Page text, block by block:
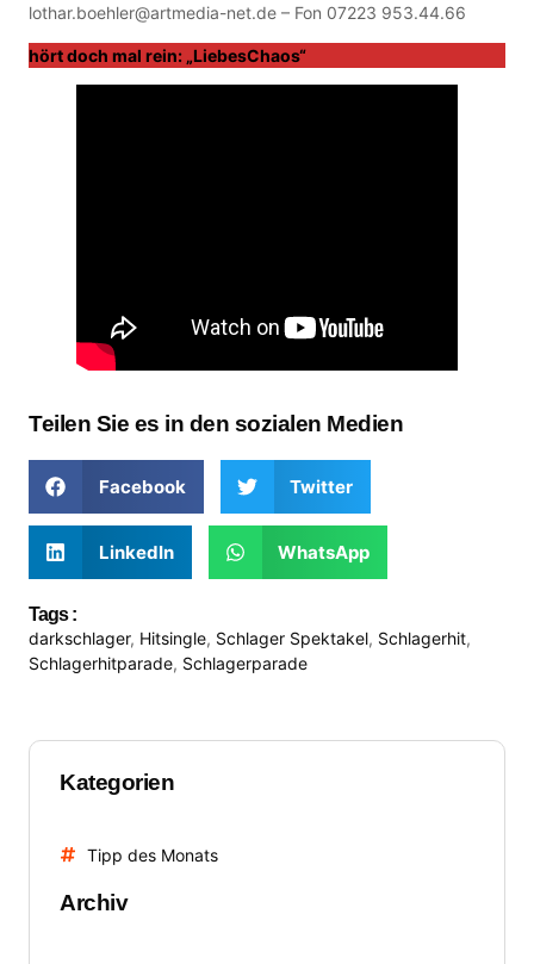
lothar.boehler@artmedia-net.de – Fon 07223 953.44.66
hört doch mal rein: „LiebesChaos“
Teilen Sie es in den sozialen Medien
Facebook Twitter
LinkedIn WhatsApp
Tags :
darkschlager, Hitsingle, Schlager Spektakel, Schlagerhit,
Schlagerhitparade, Schlagerparade
Kategorien
Tipp des Monats
Archiv